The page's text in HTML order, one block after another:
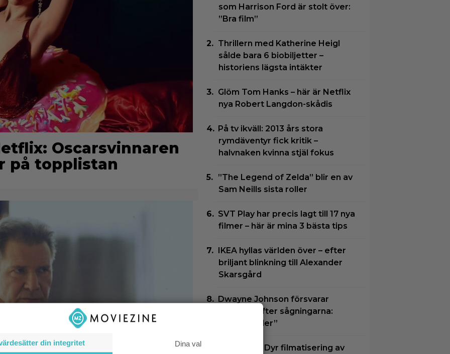
Oscarsvinnaren
på topplistan
som Harrison Ford är stolt över:
”Bra film”
Thrillern med Katherine Heigl
sålde bara 6 biobiljetter –
historiens lägsta intäkter
Glöm Tom Hanks – här är Netflix
nya Robert Langdon-skådis
På tv ikväll: 2013 års stora
rymdäventyr fick kritik –
halvnaken kvinna stjäl fokus
”The Legend of Zelda” blir en av
Sam Neills sista roller
SVT Play har precis lagt till 17 nya
filmer – här är mina 3 bästa tips
IKEA hyllas världen över – efter
briljant blinkning till Alexander
Skarsgård
Dwayne Johnson försvarar
”Vaiana” efter sågningarna:
”Sånt händer”
Inatt på tv: Dyr filmatisering av
din integritet Dina val